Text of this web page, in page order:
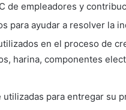
de empleadores y
para ayudar a resolver la
en el proceso de
harina, componentes
para entregar su